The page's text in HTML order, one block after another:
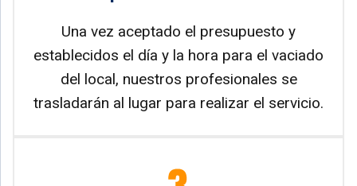
Una vez aceptado el presupuesto y
establecidos el día y la hora para el vaciado
del local, nuestros profesionales se
trasladarán al lugar para realizar el servicio.